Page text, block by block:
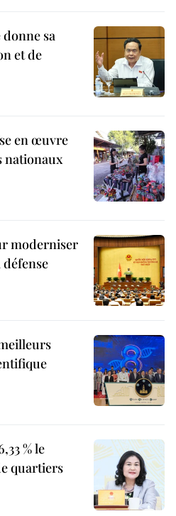
sa
et de
en œuvre
nationaux
moderniser
% le
quartiers